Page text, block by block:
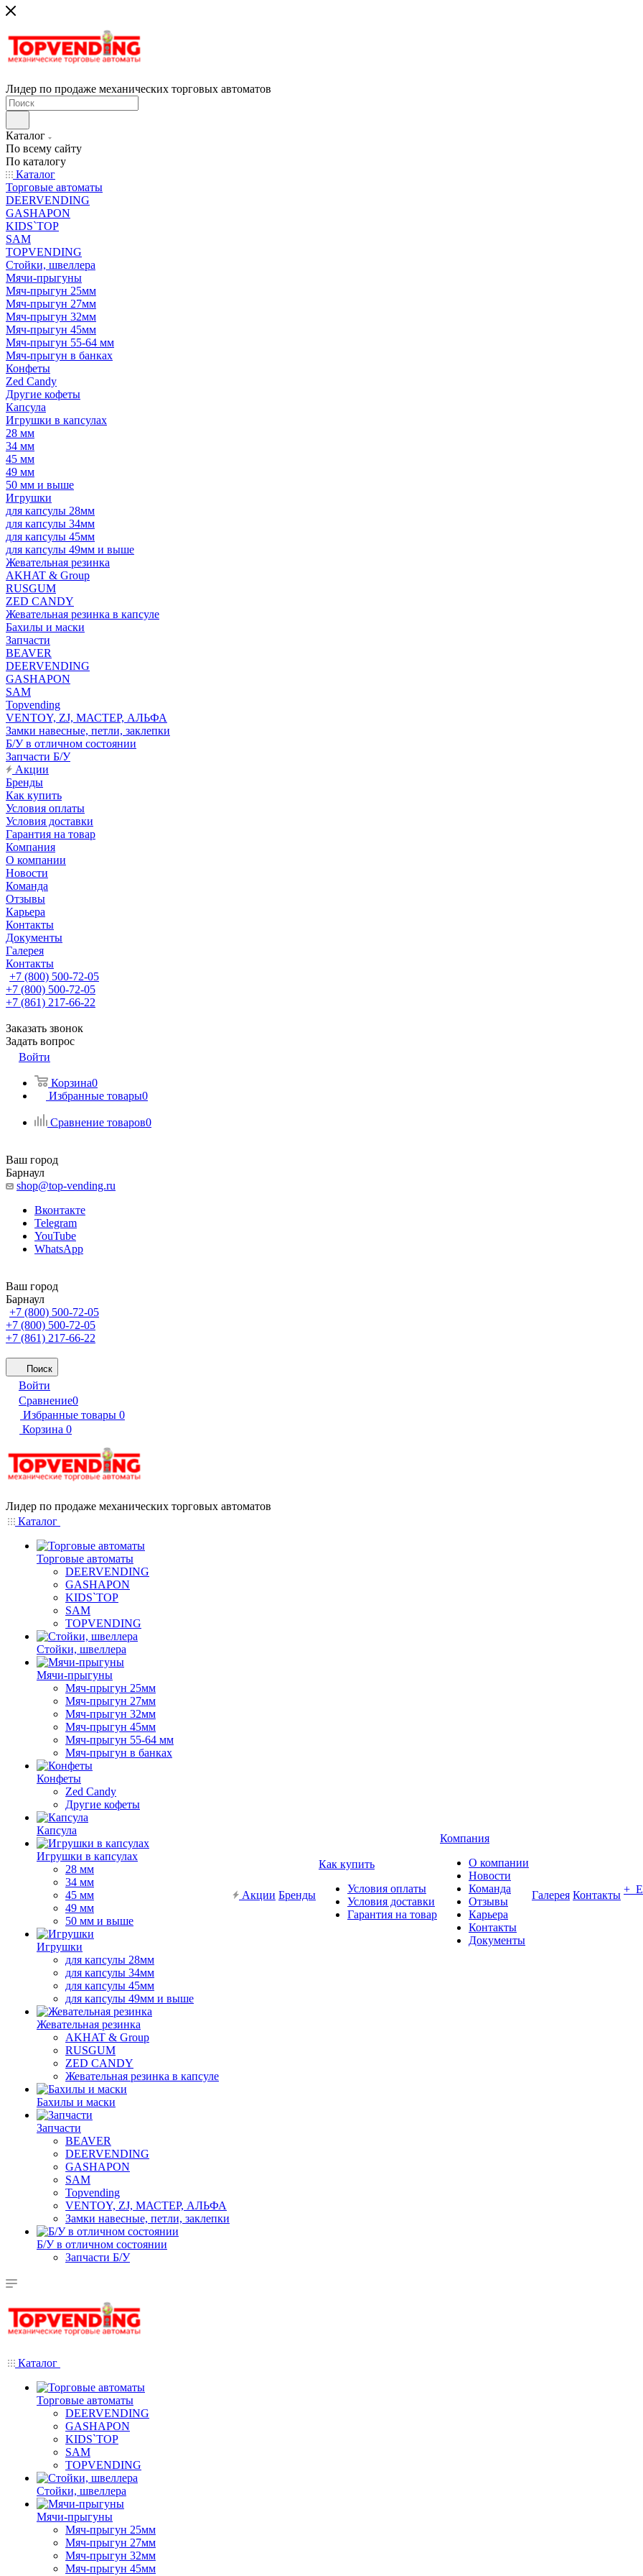
Лидер по продаже механических торговых автоматов
Каталог
По всему сайту
По каталогу
Каталог
Торговые автоматы
DEERVENDING
GASHAPON
KIDS`TOP
SAM
TOPVENDING
Стойки, швеллера
Мячи-прыгуны
Мяч-прыгун 25мм
Мяч-прыгун 27мм
Мяч-прыгун 32мм
Мяч-прыгун 45мм
Мяч-прыгун 55-64 мм
Мяч-прыгун в банках
Конфеты
Zed Candy
Другие кофеты
Капсула
Игрушки в капсулах
28 мм
34 мм
45 мм
49 мм
50 мм и выше
Игрушки
для капсулы 28мм
для капсулы 34мм
для капсулы 45мм
для капсулы 49мм и выше
Жевательная резинка
AKHAT & Group
RUSGUM
ZED CANDY
Жевательная резинка в капсуле
Бахилы и маски
Запчасти
BEAVER
DEERVENDING
GASHAPON
SAM
Topvending
VENTOY, ZJ, МАСТЕР, АЛЬФА
Замки навесные, петли, заклепки
Б/У в отличном состоянии
Запчасти Б/У
Акции
Бренды
Как купить
Условия оплаты
Условия доставки
Гарантия на товар
Компания
О компании
Новости
Команда
Отзывы
Карьера
Контакты
Документы
Галерея
Контакты
+7 (800) 500-72-05
+7 (800) 500-72-05
+7 (861) 217-66-22
Заказать звонок
Задать вопрос
Войти
Корзина0
Избранные товары0
Сравнение товаров0
Ваш город
Барнаул
shop@top-vending.ru
Вконтакте
Telegram
YouTube
WhatsApp
Ваш город
Барнаул
+7 (800) 500-72-05
+7 (800) 500-72-05
+7 (861) 217-66-22
Поиск
Войти
Сравнение0
Избранные товары 0
Корзина 0
Лидер по продаже механических торговых автоматов
Каталог
Торговые автоматы
DEERVENDING
GASHAPON
KIDS`TOP
SAM
TOPVENDING
Стойки, швеллера
Мячи-прыгуны
Мяч-прыгун 25мм
Мяч-прыгун 27мм
Мяч-прыгун 32мм
Мяч-прыгун 45мм
Мяч-прыгун 55-64 мм
Мяч-прыгун в банках
Конфеты
Zed Candy
Другие кофеты
Капсула
Игрушки в капсулах
28 мм
34 мм
45 мм
49 мм
50 мм и выше
Игрушки
для капсулы 28мм
для капсулы 34мм
для капсулы 45мм
для капсулы 49мм и выше
Жевательная резинка
AKHAT & Group
RUSGUM
ZED CANDY
Жевательная резинка в капсуле
Бахилы и маски
Запчасти
BEAVER
DEERVENDING
GASHAPON
SAM
Topvending
VENTOY, ZJ, МАСТЕР, АЛЬФА
Замки навесные, петли, заклепки
Б/У в отличном состоянии
Запчасти Б/У
Акции Бренды
Как купить
Условия оплаты
Условия доставки
Гарантия на товар
Компания
О компании
Новости
Команда
Отзывы
Карьера
Контакты
Документы
Галерея Контакты +
Каталог
Торговые автоматы
DEERVENDING
GASHAPON
KIDS`TOP
SAM
TOPVENDING
Стойки, швеллера
Мячи-прыгуны
Мяч-прыгун 25мм
Мяч-прыгун 27мм
Мяч-прыгун 32мм
Мяч-прыгун 45мм